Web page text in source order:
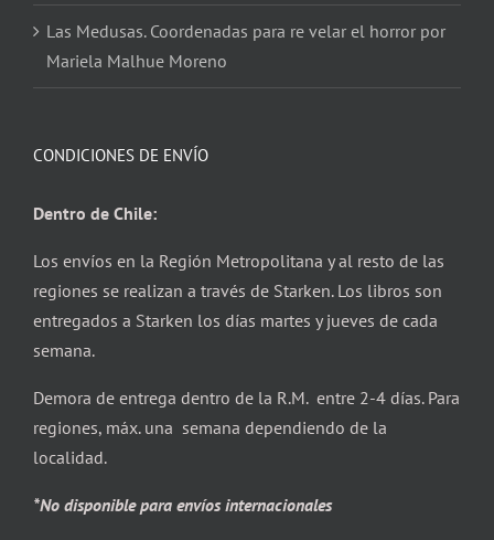
Las Medusas. Coordenadas para re velar el horror por
Mariela Malhue Moreno
CONDICIONES DE ENVÍO
Dentro de Chile:
Los envíos en la Región Metropolitana y al resto de las
regiones se realizan a través de Starken. Los libros son
entregados a Starken los días martes y jueves de cada
semana.
Demora de entrega dentro de la R.M. entre 2-4 días. Para
regiones, máx. una semana dependiendo de la
localidad.
*No disponible para envíos internacionales